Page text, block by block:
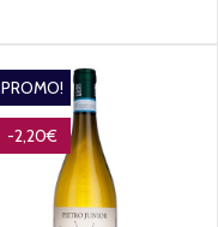
PROMO!
-2,20€